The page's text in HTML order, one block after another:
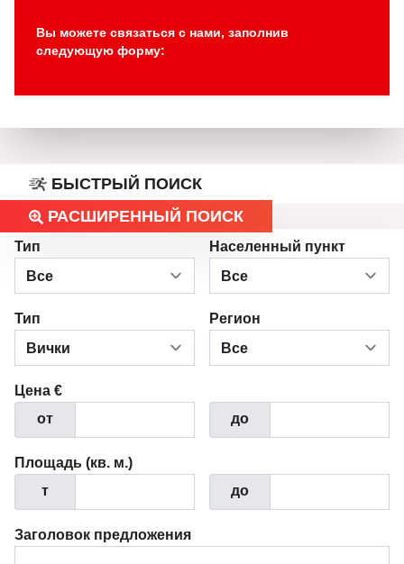
Вы можете связаться с нами, заполнив
следующую форму:
БЫСТРЫЙ ПОИСК
РАСШИРЕННЫЙ ПОИСК
Тип Населенный пункт
Тип Регион
Цена €
от
до
Площадь (кв. м.)
т
до
Заголовок предложения